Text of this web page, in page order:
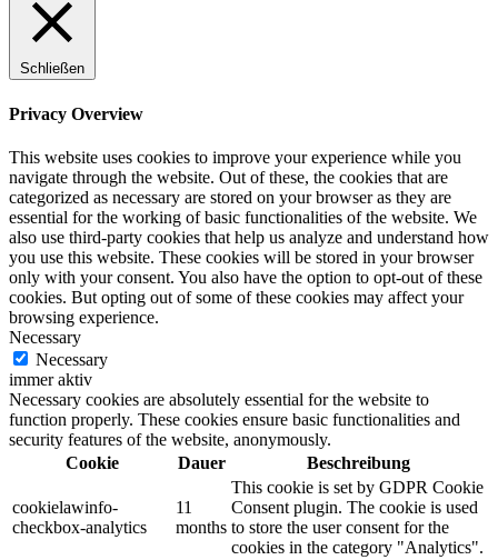
Schließen
Privacy Overview
This website uses cookies to improve your experience while you
navigate through the website. Out of these, the cookies that are
categorized as necessary are stored on your browser as they are
essential for the working of basic functionalities of the website. We
also use third-party cookies that help us analyze and understand how
you use this website. These cookies will be stored in your browser
only with your consent. You also have the option to opt-out of these
cookies. But opting out of some of these cookies may affect your
browsing experience.
Necessary
Necessary
immer aktiv
Necessary cookies are absolutely essential for the website to
function properly. These cookies ensure basic functionalities and
security features of the website, anonymously.
Cookie
Dauer Beschreibung
cookielawinfo-
checkbox-analytics
11
months
This cookie is set by GDPR Cookie
Consent plugin. The cookie is used
to store the user consent for the
cookies in the category "Analytics".